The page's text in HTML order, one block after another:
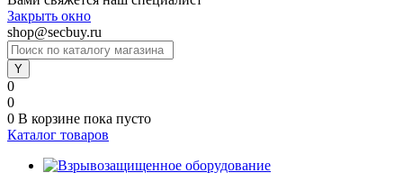
Закрыть окно
shop@secbuy.ru
0
0
0 В корзине пока пусто
Каталог товаров